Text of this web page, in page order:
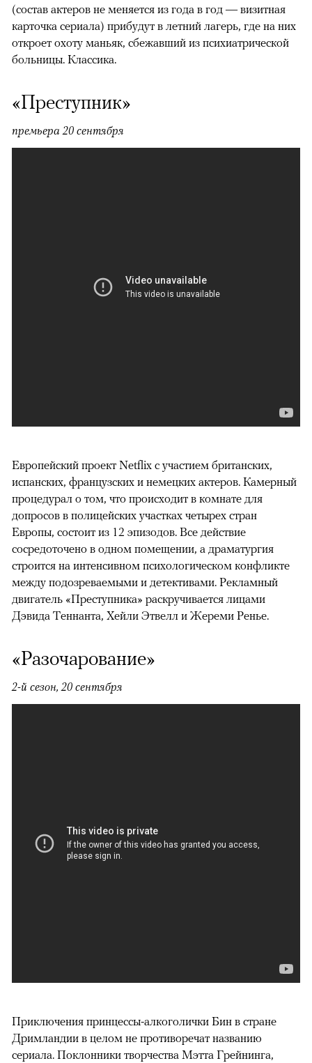
(состав актеров не меняется из года в год — визитная
карточка сериала) прибудут в летний лагерь, где на них
откроет охоту маньяк, сбежавший из психиатрической
больницы. Классика.
«Преступник»
премьера 20 сентября
Европейский проект Netflix с участием британских,
испанских, французских и немецких актеров. Камерный
процедурал о том, что происходит в комнате для
допросов в полицейских участках четырех стран
Европы, состоит из 12 эпизодов. Все действие
сосредоточено в одном помещении, а драматургия
строится на интенсивном психологическом конфликте
между подозреваемыми и детективами. Рекламный
двигатель «Преступника» раскручивается лицами
Дэвида Теннанта, Хейли Этвелл и Жереми Ренье.
«Разочарование»
2-й сезон, 20 сентября
Приключения принцессы-алкоголички Бин в стране
Дримландии в целом не противоречат названию
сериала. Поклонники творчества Мэтта Грейнинга,